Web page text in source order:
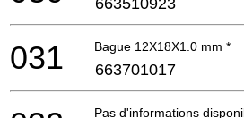
Bague 12X18X1.0 mm *
031 663701017
Pas d'informations